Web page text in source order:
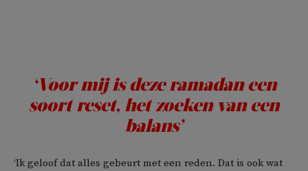
‘Voor mij is deze ramadan een
soortreset, het zoeken van een
balans’
‘Ik geloof dat alles gebeurt met een reden. Dat is ook wat